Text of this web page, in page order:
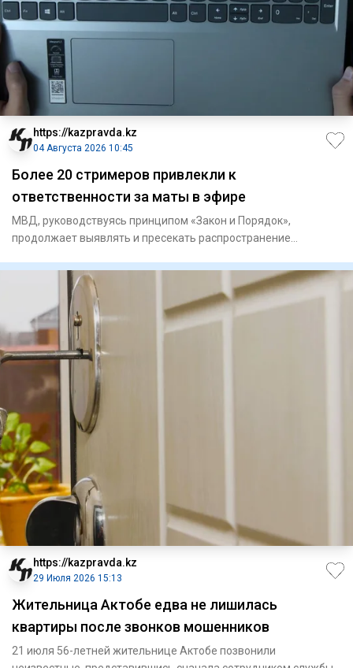
https://kazpravda.kz
04 Августа 2026 10:45
Более 20 стримеров привлекли к
ответственности за маты в эфире
МВД, руководствуясь принципом «Закон и Порядок»,
продолжает выявлять и пресекать распространение
https://kazpravda.kz
29 Июля 2026 15:13
Жительница Актобе едва не лишилась
квартиры после звонков мошенников
21 июля 56-летней жительнице Актобе позвонили